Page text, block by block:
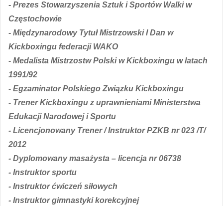
- Prezes Stowarzyszenia Sztuk i Sportów Walki w
Częstochowie
- Międzynarodowy Tytuł Mistrzowski I Dan w
Kickboxingu federacji WAKO
- Medalista Mistrzostw Polski w Kickboxingu w latach
1991/92
- Egzaminator Polskiego Związku Kickboxingu
- Trener Kickboxingu z uprawnieniami Ministerstwa
Edukacji Narodowej i Sportu
- Licencjonowany Trener / Instruktor PZKB nr 023 /T/
2012
- Dyplomowany masażysta – licencja nr 06738
- Instruktor sportu
- Instruktor ćwiczeń siłowych
- Instruktor gimnastyki korekcyjnej